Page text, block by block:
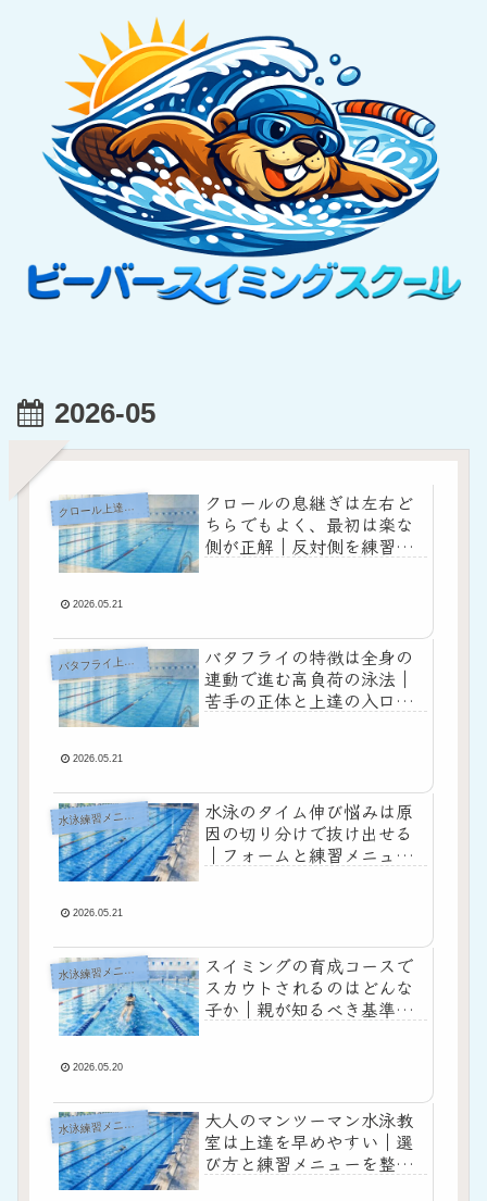
2026-05
ク
ロール上達ガイド
クロールの息継ぎは左右ど
ちらでもよく、最初は楽な
側が正解｜反対側を練習す
2026.05.21
バタフライ上達ガイド
バタフライの特徴は全身の
連動で進む高負荷の泳法｜
苦手の正体と上達の入口が
2026.05.21
水
泳練習メニュー
水泳のタイム伸び悩みは原
因の切り分けで抜け出せる
｜フォームと練習メニュー
2026.05.21
水
泳練習メニュー
スイミングの育成コースで
スカウトされるのはどんな
子か｜親が知るべき基準と
2026.05.20
水
泳練習メニュー
大人のマンツーマン水泳教
室は上達を早めやすい｜選
び方と練習メニューを整